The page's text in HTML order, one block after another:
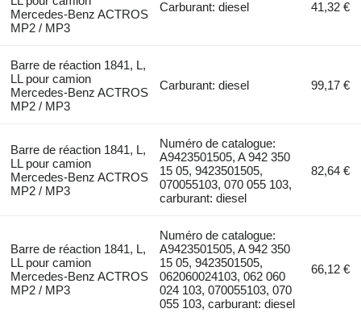
Mercedes-Benz ACTROS
MP2 / MP3
Carburant: diesel 41,32 €
Barre de réaction 1841, L,
LL pour camion
Mercedes-Benz ACTROS
MP2 / MP3
Carburant: diesel 99,17 €
Barre de réaction 1841, L,
LL pour camion
Mercedes-Benz ACTROS
MP2 / MP3
Numéro de catalogue:
A9423501505, A 942 350
15 05, 9423501505,
070055103, 070 055 103,
carburant: diesel
82,64 €
Barre de réaction 1841, L,
LL pour camion
Mercedes-Benz ACTROS
MP2 / MP3
Numéro de catalogue:
A9423501505, A 942 350
15 05, 9423501505,
062060024103, 062 060
024 103, 070055103, 070
055 103, carburant: diesel
66,12 €